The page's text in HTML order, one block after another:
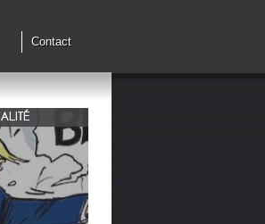
Contact
une fois de
européens.